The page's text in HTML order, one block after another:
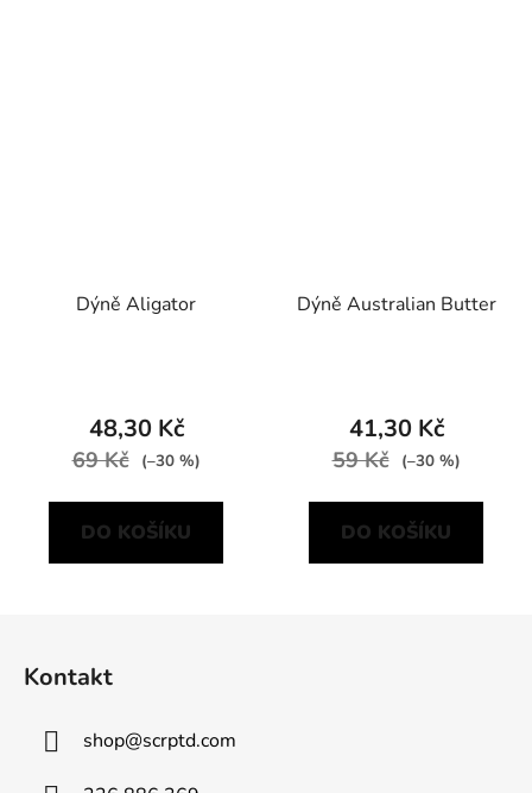
Dýně Aligator
48,30 Kč
69 Kč (–30 %)
DO KOŠÍKU
Dýně Australian Butter
41,30 Kč
59 Kč (–30 %)
DO KOŠÍKU
Kontakt
shop@scrptd.com